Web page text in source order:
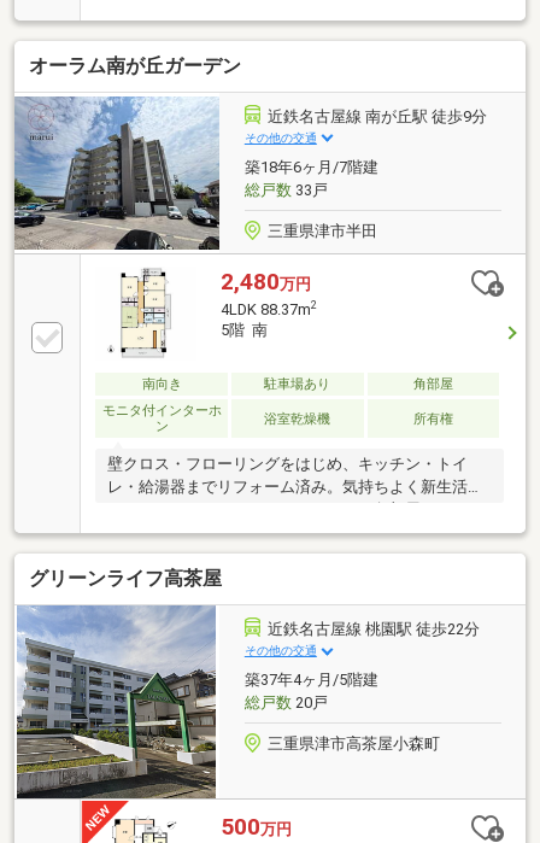
介■津営業所■陽光溢れる南西角の開放感。１５平米超
のバルコニーで夕日とワインを愉しむ贅沢。対面キッ
チンを囲み、家族の笑顔と会話が弾む心地よい空間。
スーパーや医療施設が身近に揃う安心。美しく時を重
ねた４ＬＤＫで、上質な体験をあなたに。
オーラム南が丘ガーデン
近鉄名古屋線 南が丘駅 徒歩9分
その他の交通
築18年6ヶ月/7階建
総戸数33戸
三重県津市半田
2,480万円
4LDK 88.37m2
5階 南
南向き 駐車場あり
角部屋
モニタ付インターホ
ン
浴室乾燥機 所有権
壁クロス・フローリングをはじめ、キッチン・トイ
レ・給湯器までリフォーム済み。気持ちよく新生活を
の３面バルコニーは、たっぷりの陽光と心地よい風を
室内へ届け、毎日の暮らしを明るく快適にしてくれま
す。窓が多く開放感があり、季節を通して心地よい住
空間を感じられるのも魅力。４ＬＤＫのゆとりある間
取りは、お子様それぞれのお部屋を確保したいご家族
や、在宅ワーク・趣味部屋などライフスタイルに合わ
せた使い方にも対応できます。最寄りの南が丘駅まで
徒歩約１３分。コンビニまで徒歩約３分、スーパー
「ＢＡＳＩＣ」へも徒歩約１２分と、毎日のお買い物
にも便利な住環境です。
グリーンライフ高茶屋
近鉄名古屋線 桃園駅 徒歩22分
その他の交通
築37年4ヶ月/5階建
総戸数20戸
三重県津市高茶屋小森町
500万円